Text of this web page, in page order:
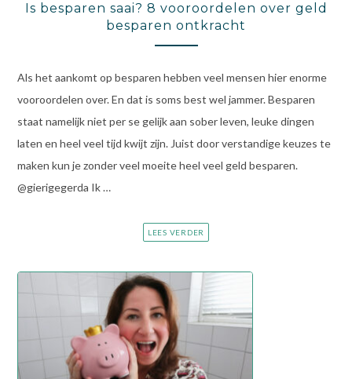
Is besparen saai? 8 vooroordelen over geld
besparen ontkracht
Als het aankomt op besparen hebben veel mensen hier enorme
vooroordelen over. En dat is soms best wel jammer. Besparen
staat namelijk niet per se gelijk aan sober leven, leuke dingen
laten en heel veel tijd kwijt zijn. Juist door verstandige keuzes te
maken kun je zonder veel moeite heel veel geld besparen.
@gierigegerda Ik …
LEES VERDER